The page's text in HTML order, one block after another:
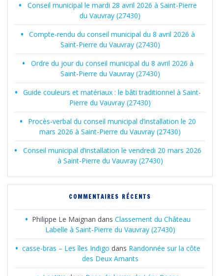
Conseil municipal le mardi 28 avril 2026 à Saint-Pierre
du Vauvray (27430)
Compte-rendu du conseil municipal du 8 avril 2026 à
Saint-Pierre du Vauvray (27430)
Ordre du jour du conseil municipal du 8 avril 2026 à
Saint-Pierre du Vauvray (27430)
Guide couleurs et matériaux : le bâti traditionnel à Saint-
Pierre du Vauvray (27430)
Procès-verbal du conseil municipal d’installation le 20
mars 2026 à Saint-Pierre du Vauvray (27430)
Conseil municipal d’installation le vendredi 20 mars 2026
à Saint-Pierre du Vauvray (27430)
COMMENTAIRES RÉCENTS
Philippe Le Maignan dans Classement du Château
Labelle à Saint-Pierre du Vauvray (27430)
casse-bras – Les îles Indigo dans Randonnée sur la côte
des Deux Amants